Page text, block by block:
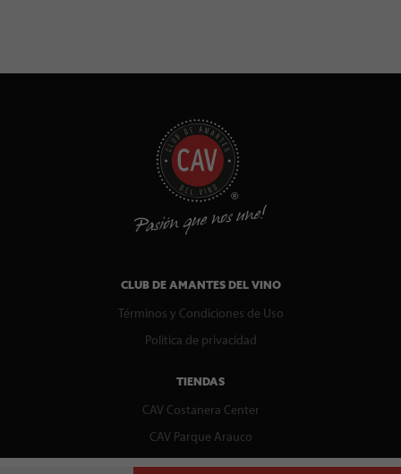
CLUB DE AMANTES DEL VINO
Términos y Condiciones de Uso
Política de privacidad
TIENDAS
CAV Costanera Center
CAV Parque Arauco